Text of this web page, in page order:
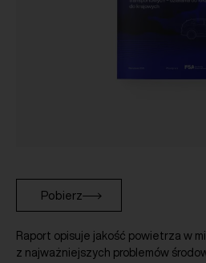
Pobierz
Raport opisuje jakość powietrza w
z najważniejszych problemów